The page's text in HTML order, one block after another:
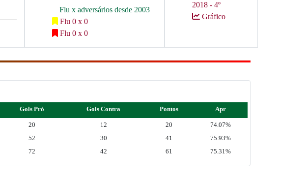
Flu x adversários desde 2003
Flu 0 x 0
Flu 0 x 0
2018 - 4º
Gráfico
Gols Pró Gols Contra Pontos Apr
20 12 20
74.07%
52 30 41
75.93%
72 42 61 75.31%